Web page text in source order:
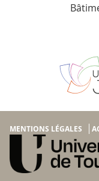
MENTIONS LÉGALES